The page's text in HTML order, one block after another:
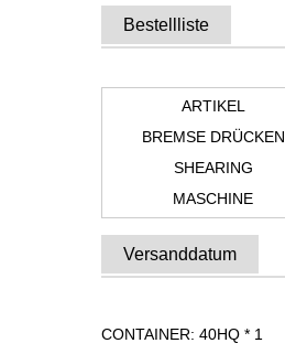
Bestellliste
ARTIKEL
BREMSE DRÜCKEN
SHEARING
MASCHINE
Versanddatum
CONTAINER: 40HQ * 1